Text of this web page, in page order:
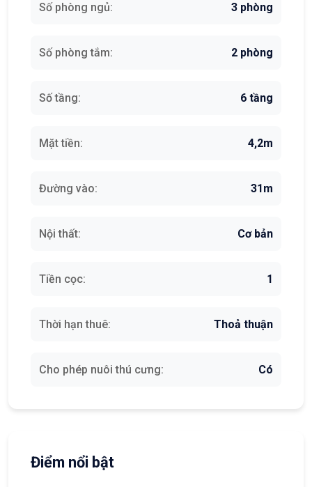
Số phòng ngủ: 3 phòng
Số phòng tắm: 2 phòng
Số tầng: 6 tầng
Mặt tiền: 4,2m
Đường vào: 31m
Nội thất: Cơ bản
Tiền cọc: 1
Thời hạn thuê: Thoả thuận
Cho phép nuôi thú cưng: Có
Điểm nổi bật